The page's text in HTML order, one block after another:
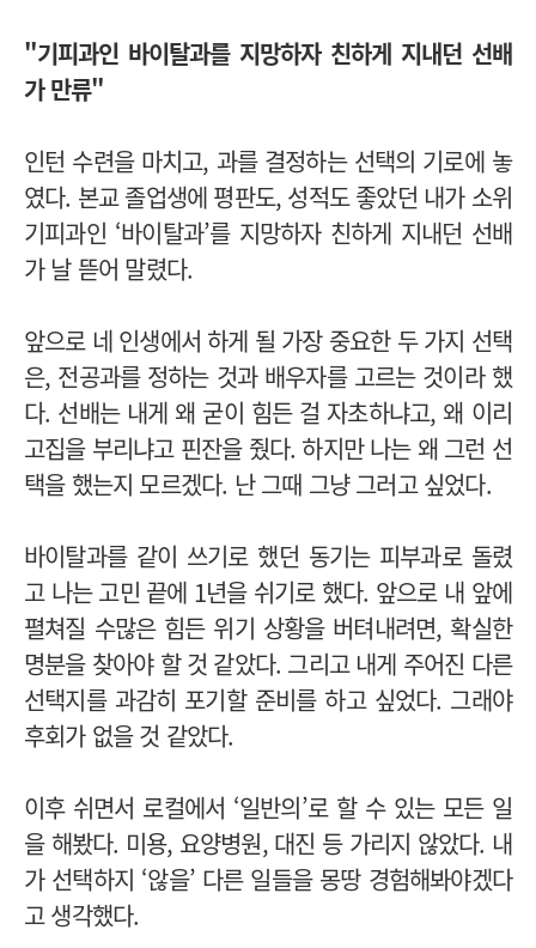
"기피과인 바이탈과를 지망하자 친하게 지내던 선배
가 만류"
인턴 수련을 마치고, 과를 결정하는 선택의 기로에 놓
였다. 본교 졸업생에 평판도, 성적도 좋았던 내가 소위
기피과인 ‘바이탈과’를 지망하자 친하게 지내던 선배
가 날 뜯어 말렸다.
앞으로 네 인생에서 하게 될 가장 중요한 두 가지 선택
은, 전공과를 정하는 것과 배우자를 고르는 것이라 했
다. 선배는 내게 왜 굳이 힘든 걸 자초하냐고, 왜 이리
고집을 부리냐고 핀잔을 줬다. 하지만 나는 왜 그런 선
택을 했는지 모르겠다. 난 그때 그냥 그러고 싶었다.
바이탈과를 같이 쓰기로 했던 동기는 피부과로 돌렸
고 나는 고민 끝에 1년을 쉬기로 했다. 앞으로 내 앞에
펼쳐질 수많은 힘든 위기 상황을 버텨내려면, 확실한
명분을 찾아야 할 것 같았다. 그리고 내게 주어진 다른
선택지를 과감히 포기할 준비를 하고 싶었다. 그래야
후회가 없을 것 같았다.
이후 쉬면서 로컬에서 ‘일반의’로 할 수 있는 모든 일
을 해봤다. 미용, 요양병원, 대진 등 가리지 않았다. 내
가 선택하지 ‘않을’ 다른 일들을 몽땅 경험해봐야겠다
고 생각했다.